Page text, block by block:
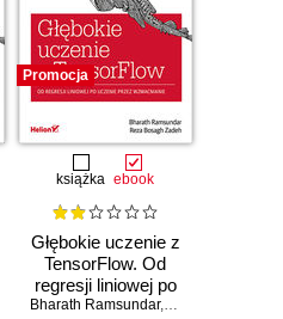
Bosagh Zadeh
Promocja
książka ebook
Głębokie uczenie z
TensorFlow. Od
regresji liniowej po
uczenie przez
Bharath Ramsundar, Reza Bosagh